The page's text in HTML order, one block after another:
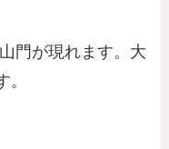
門が現れます。大